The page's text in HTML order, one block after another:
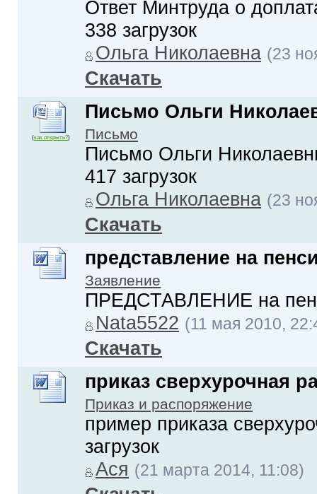
Ответ Минтруда о
338 загрузок
Ольга Николаевна (23
Скачать
(как открыть?)
Письмо Ольги
Письмо
Письмо Ольги
417 загрузок
Ольга Николаевна (23
Скачать
представление на
Заявление
ПРЕДСТАВЛЕНИЕ на
Nata5522 (11 мая 2010,
Скачать
приказ сверхурочная
Приказ и распоряжение
пример приказа
загрузок
Ася (21 марта 2014, 11:08)